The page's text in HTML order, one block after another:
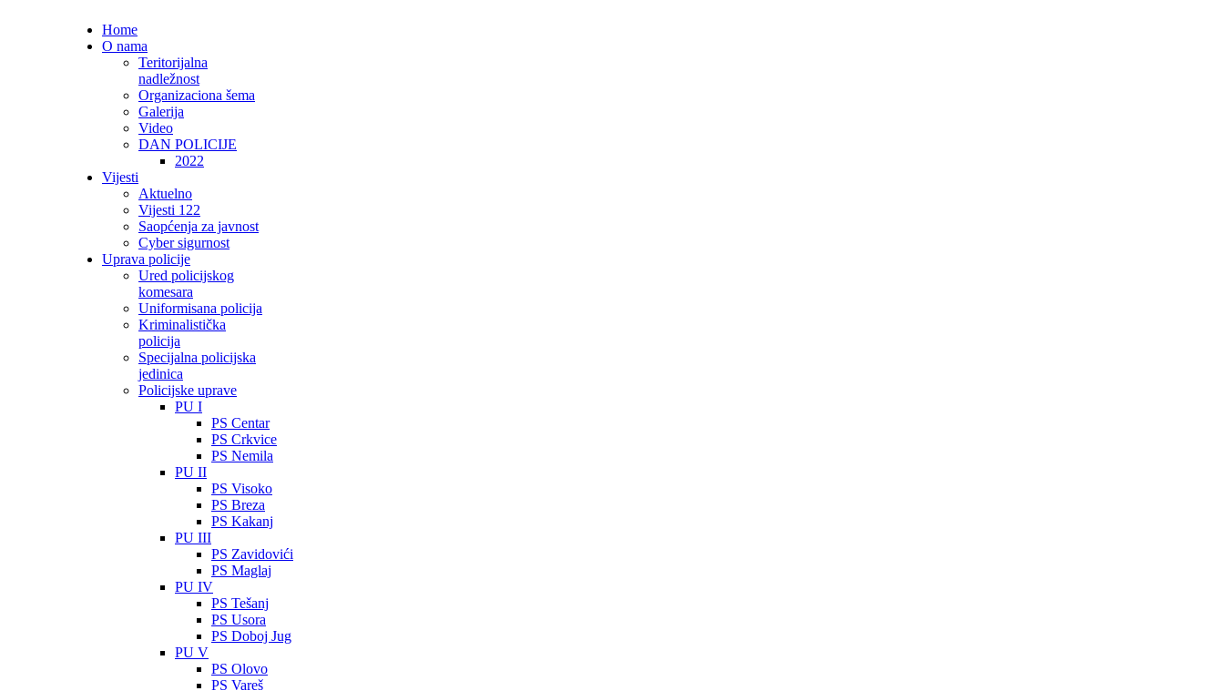
Home
O nama
Teritorijalna
nadležnost
Organizaciona šema
Galerija
Video
DAN POLICIJE
2022
Vijesti
Aktuelno
Vijesti 122
Saopćenja za javnost
Cyber sigurnost
Uprava policije
Ured policijskog
komesara
Uniformisana policija
Kriminalistička
policija
Specijalna policijska
jedinica
Policijske uprave
PU I
PS Centar
PS Crkvice
PS Nemila
PU II
PS Visoko
PS Breza
PS Kakanj
PU III
PS Zavidovići
PS Maglaj
PU IV
PS Tešanj
PS Usora
PS Doboj Jug
PU V
PS Olovo
PS Vareš